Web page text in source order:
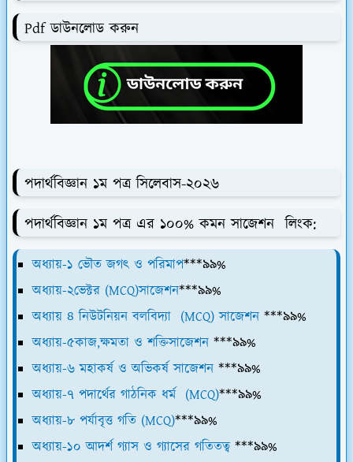
Pdf ডাউনলোড করুন
পদার্থবিজ্ঞান ১ম পত্র সিলেবাস-২০২৬
পদার্থবিজ্ঞান ১ম পত্র এর ১০০% কমন সাজেশন লিংক:
অধ্যায়-১ ভৌত জগৎ ও পরিমাপ***৯৯%
অধ্যায়-২ভেক্টর (MCQ)সাজেশন***৯৯%
অধ্যায় ৪ নিউটনিয়ন বলবিদ্যা (MCQ) সাজেশন ***৯৯%
অধ্যায়-৫কাজ,ক্ষমতা ও শক্তিসাজেশন ***৯৯%
অধ্যায়-৬ মহাকর্ষ ও অভিকর্ষ সাজেশন ***৯৯%
অধ্যায়-৭ পদার্থের গাঠনিক ধর্ম (MCQ)***৯৯%
অধ্যায়-৮ পর্যাবৃত্ত গতি (MCQ)***৯৯%
অধ্যায়-১০ আদর্শ গ্যাস ও গ্যাসের গতিতত্ব ***৯৯%